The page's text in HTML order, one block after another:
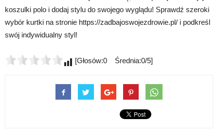
koszulki polo i dodaj stylu do swojego wyglądu! Sprawdź szeroki
wybór kurtki na stronie https://zadbajoswojezdrowie.pl/ i podkreśl
swój indywidualny styl!
[Głosów:0 Średnia:0/5]